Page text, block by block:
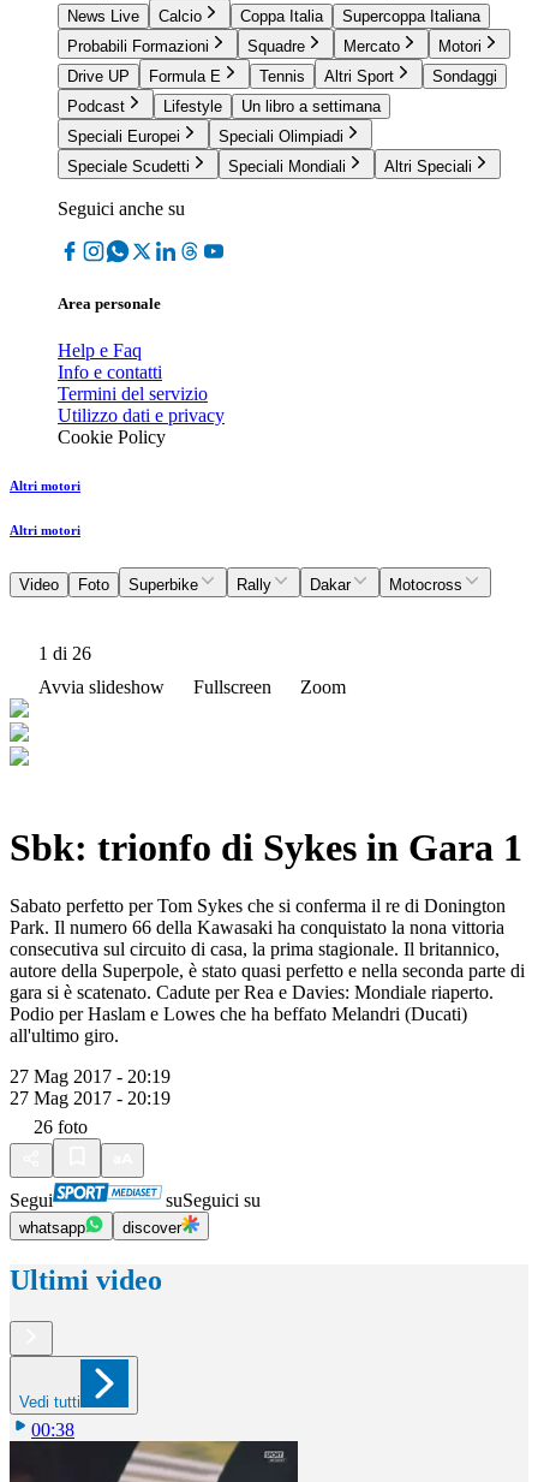
News Live
Calcio Coppa Italia
Supercoppa Italiana
Probabili Formazioni
Squadre Mercato
Motori
Drive UP
Formula E Tennis Altri Sport
Sondaggi
Podcast
Lifestyle
Un libro a settimana
Speciali Europei
Speciali Olimpiadi
Speciale Scudetti
Speciali Mondiali Altri Speciali
Seguici anche su
Area personale
Help e Faq
Info e contatti
Termini del servizio
Utilizzo dati e privacy
Cookie Policy
Altri motori
Altri motori
Video Foto Superbike Rally Dakar Motocross
1 di 26
Avvia slideshow
Fullscreen Zoom
Sbk: trionfo di Sykes in Gara 1
Sabato perfetto per Tom Sykes che si conferma il re di Donington
Park. Il numero 66 della Kawasaki ha conquistato la nona vittoria
consecutiva sul circuito di casa, la prima stagionale. Il britannico,
autore della Superpole, è stato quasi perfetto e nella seconda parte di
gara si è scatenato. Cadute per Rea e Davies: Mondiale riaperto.
Podio per Haslam e Lowes che ha beffato Melandri (Ducati)
all'ultimo giro.
27 Mag 2017 - 20:19
27 Mag 2017 - 20:19
26 foto
Segui suSeguici su
whatsapp discover
Ultimi video
Vedi tutti
00:38